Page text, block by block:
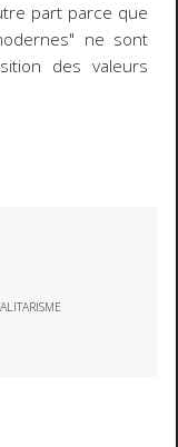
part parce que
ne sont
des valeurs